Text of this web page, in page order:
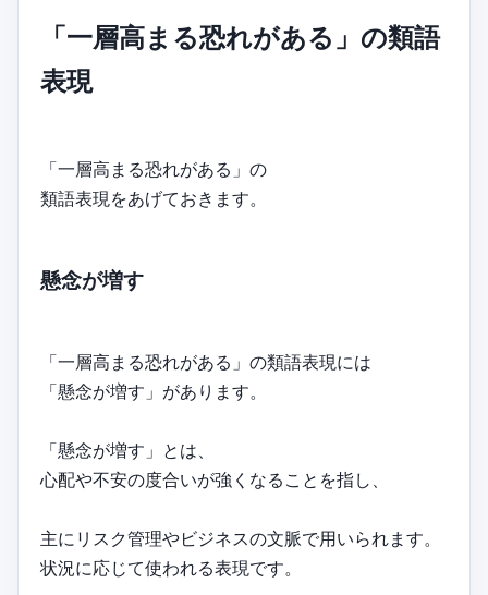
「一層高まる恐れがある」の類語
表現
「一層高まる恐れがある」の
類語表現をあげておきます。
懸念が増す
「一層高まる恐れがある」の類語表現には
「懸念が増す」があります。
「懸念が増す」とは、
心配や不安の度合いが強くなることを指し、
主にリスク管理やビジネスの文脈で用いられます。
状況に応じて使われる表現です。